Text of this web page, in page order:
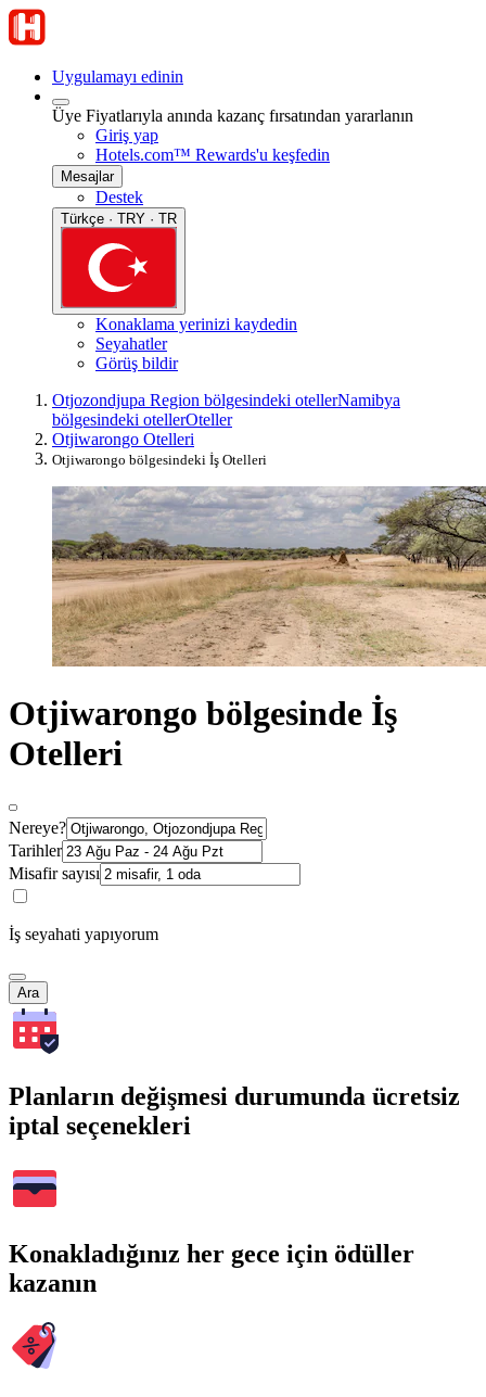
Uygulamayı edinin
Üye Fiyatlarıyla anında kazanç fırsatından yararlanın
Giriş yap
Hotels.com™ Rewards'u keşfedin
Mesajlar
Destek
Türkçe · TRY · TR
Konaklama yerinizi kaydedin
Seyahatler
Görüş bildir
Otjozondjupa Region bölgesindeki otellerNamibya
bölgesindeki otellerOteller
Otjiwarongo Otelleri
Otjiwarongo bölgesindeki İş Otelleri
Otjiwarongo bölgesinde İş
Otelleri
Nereye?
Tarihler
Misafir sayısı
İş seyahati yapıyorum
Ara
Planların değişmesi durumunda ücretsiz
iptal seçenekleri
Konakladığınız her gece için ödüller
kazanın